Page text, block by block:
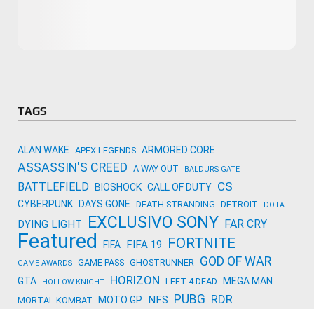
TAGS
ALAN WAKE APEX LEGENDS ARMORED CORE
ASSASSIN'S CREED A WAY OUT BALDURS GATE
BATTLEFIELD BIOSHOCK CALL OF DUTY CS
CYBERPUNK DAYS GONE DEATH STRANDING DETROIT DOTA
DYING LIGHT EXCLUSIVO SONY FAR CRY
Featured FIFA FIFA 19 FORTNITE
GAME AWARDS GAME PASS GHOSTRUNNER GOD OF WAR
GTA HOLLOW KNIGHT HORIZON LEFT 4 DEAD MEGA MAN
MORTAL KOMBAT MOTO GP NFS PUBG RDR